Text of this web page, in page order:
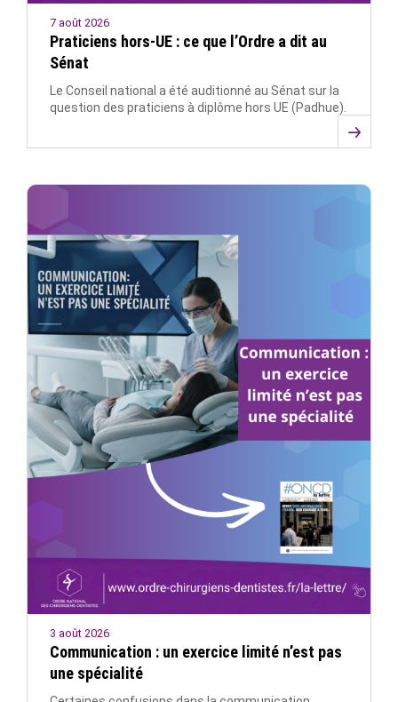
7 août 2026
Praticiens hors-UE : ce que l’Ordre a dit au
Sénat
Le Conseil national a été auditionné au Sénat sur la
question des praticiens à diplôme hors UE (Padhue).
3 août 2026
Communication : un exercice limité n’est pas
une spécialité